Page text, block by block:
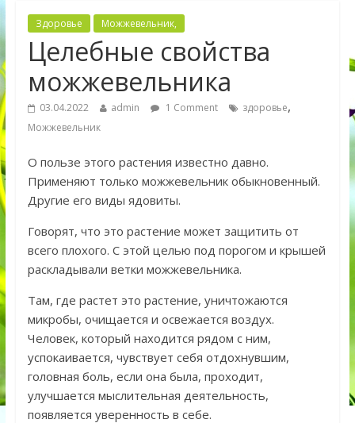
Здоровье Можжевельник,
Целебные свойства
можжевельника
03.04.2022 admin 1 Comment здоровье,
Можжевельник
О пользе этого растения известно давно.
Применяют только можжевельник обыкновенный.
Другие его виды ядовиты.
Говорят, что это растение может защитить от
всего плохого. С этой целью под порогом и крышей
раскладывали ветки можжевельника.
Там, где растет это растение, уничтожаются
микробы, очищается и освежается воздух.
Человек, который находится рядом с ним,
успокаивается, чувствует себя отдохнувшим,
головная боль, если она была, проходит,
улучшается мыслительная деятельность,
появляется уверенность в себе.